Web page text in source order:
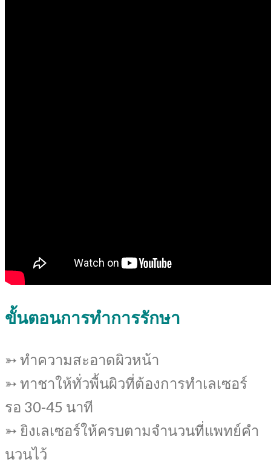
ขั้นตอนการทำการรักษา
➳ ทำความสะอาดผิวหน้า
➳ ทาชาให้ทั่วพื้นผิวที่ต้องการทำเลเซอร์
รอ 30-45 นาที
➳ ยิงเลเซอร์ให้ครบตามจำนวนที่แพทย์คำ
นวนไว้